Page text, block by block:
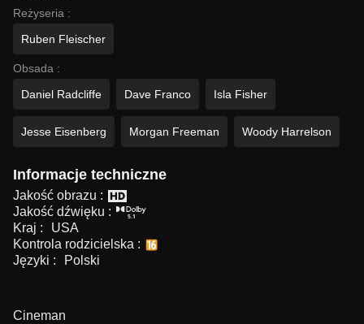
Reżyseria :
Ruben Fleischer
Obsada :
Daniel Radcliffe
Dave Franco Isla Fisher
Jesse Eisenberg Morgan Freeman Woody Harrelson
Informacje techniczne
Jakość obrazu :
Jakość dźwięku :
Kraj :
USA
Kontrola rodzicielska :
Języki :
Polski
Cineman